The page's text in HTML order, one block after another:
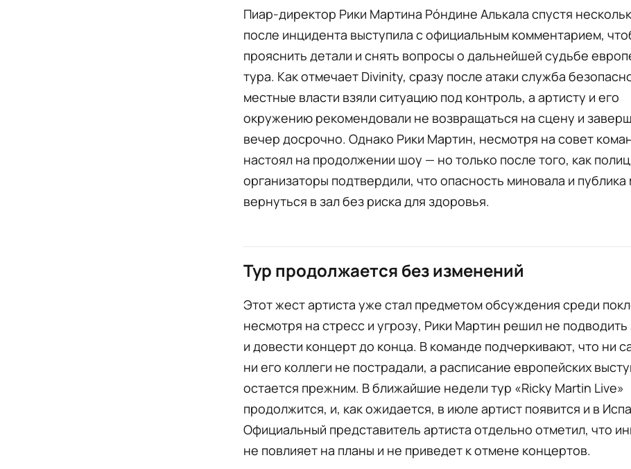
Пиар-директор Рики Мартина Рóндине Алькала спустя
после инцидента выступила с официальным комментарием,
прояснить детали и снять вопросы о дальнейшей судьбе
тура. Как отмечает Divinity, сразу после атаки служба
местные власти взяли ситуацию под контроль, а артисту и его
окружению рекомендовали не возвращаться на сцену и
вечер досрочно. Однако Рики Мартин, несмотря на совет
настоял на продолжении шоу — но только после того, как
организаторы подтвердили, что опасность миновала и
вернуться в зал без риска для здоровья.
Тур продолжается без изменений
Этот жест артиста уже стал предметом обсуждения среди
несмотря на стресс и угрозу, Рики Мартин решил не подводить
и довести концерт до конца. В команде подчеркивают, что ни
ни его коллеги не пострадали, а расписание европейских
остается прежним. В ближайшие недели тур «Ricky Martin Live»
продолжится, и, как ожидается, в июле артист появится и в
Официальный представитель артиста отдельно отметил, что
не повлияет на планы и не приведет к отмене концертов.